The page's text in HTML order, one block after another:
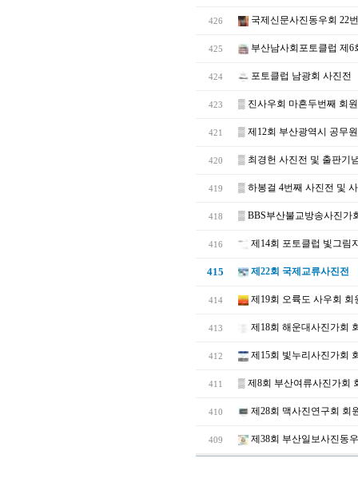
426 국제신문사진동우회 22
425 부산남사회포토클럽 제6
424 포토클럽 남광회 사진전
423 ▒ 진사우회 마흔두번째 회
421 ▒ 제12회 부산광역시 공무
420 ▒ 최경헌 사진전 및 출판기
419 ▒ 하봉걸 4번째 사진전 및
418 ▒ BBS부산불교방송사진가
416 제14회 포토클럽 빛그림
415 제22회 국제교류사진전
414 제19회 오륙도 사우회 회
413 제18회 해운대사진가회
412 제15회 빛누리사진가회
411 ▒ 제8회 부산여류사진가회
410 제28회 맥사진연구회 회
409 제38회 부산일보사진동